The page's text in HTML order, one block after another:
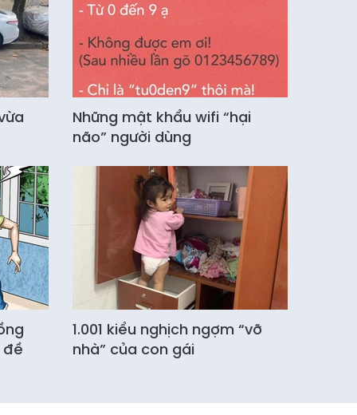
Những mật khẩu wifi “hại
não” người dùng
1.001 kiểu nghịch ngợm “vỡ
nhà” của con gái